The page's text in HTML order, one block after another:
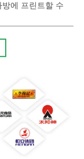
에 프린트할 수